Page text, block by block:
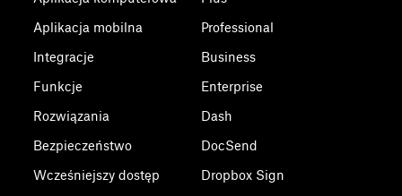
Aplikacja mobilna
Integracje
Funkcje
Rozwiązania
Bezpieczeństwo
Wcześniejszy dostęp
Professional
Business
Enterprise
Dash
DocSend
Dropbox Sign